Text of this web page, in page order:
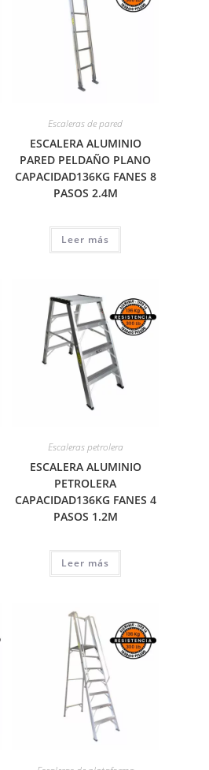
Escaleras de pared
ESCALERA ALUMINIO
PARED PELDAÑO PLANO
CAPACIDAD136KG FANES 8
PASOS 2.4M
Leer más
Escaleras petrolera
ESCALERA ALUMINIO
PETROLERA
CAPACIDAD136KG FANES 4
PASOS 1.2M
Leer más